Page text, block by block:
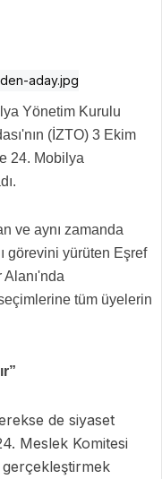
Yönetim Kurulu
(İZTO) 3 Ekim
24. Mobilya
ve aynı zamanda
görevini yürüten Eşref
tüm üyelerin
de siyaset
Meslek Komitesi
gerçekleştirmek